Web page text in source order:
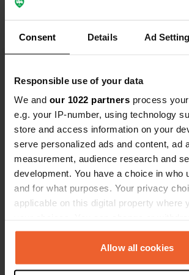
Consent Details Ad
Responsible use of your data
We and our 1022 partners process
e.g. your IP-number, using technology
store and access information on your
serve personalized ads and content, ad
measurement, audience research and
development. You have a choice in who
and for what purposes. Your privacy
applicable on this digital property where
any time from the Cookie Declaration or
the Privacy trigger icon.Allow all cookies
Traduit par GoogleAfficher l'original
Voir tous les 43 avis
Es-tu déjà venu ici ?
Via Torre di Mare 14